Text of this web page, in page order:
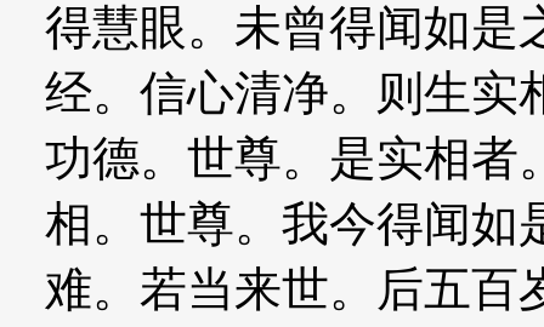
得慧眼。未曾得闻如是
经。信心清净。则生实
功德。世尊。是实相者
相。世尊。我今得闻如
难。若当来世。后五百